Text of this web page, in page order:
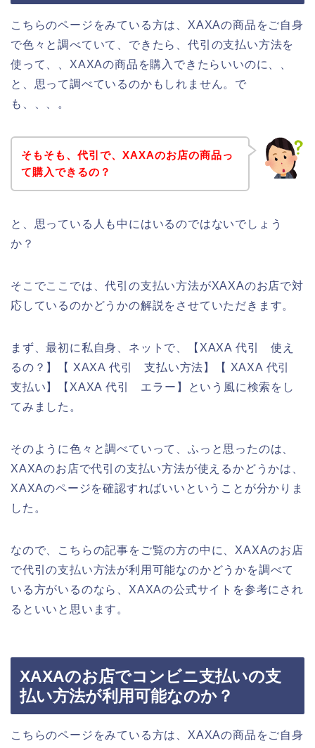
こちらのページをみている方は、XAXAの商品をご自身
で色々と調べていて、できたら、代引の支払い方法を
使って、、XAXAの商品を購入できたらいいのに、、
と、思って調べているのかもしれません。で
も、、、。
そもそも、代引で、XAXAのお店の商品っ
て購入できるの？
と、思っている人も中にはいるのではないでしょう
か？
そこでここでは、代引の支払い方法がXAXAのお店で対
応しているのかどうかの解説をさせていただきます。
まず、最初に私自身、ネットで、【XAXA 代引 使え
るの？】【 XAXA 代引 支払い方法】【 XAXA 代引
支払い】【XAXA 代引 エラー】という風に検索をし
てみました。
そのように色々と調べていって、ふっと思ったのは、
XAXAのお店で代引の支払い方法が使えるかどうかは、
XAXAのページを確認すればいいということが分かりま
した。
なので、こちらの記事をご覧の方の中に、XAXAのお店
で代引の支払い方法が利用可能なのかどうかを調べて
いる方がいるのなら、XAXAの公式サイトを参考にされ
るといいと思います。
XAXAのお店でコンビニ支払いの支
払い方法が利用可能なのか？
こちらのページをみている方は、XAXAの商品をご自身